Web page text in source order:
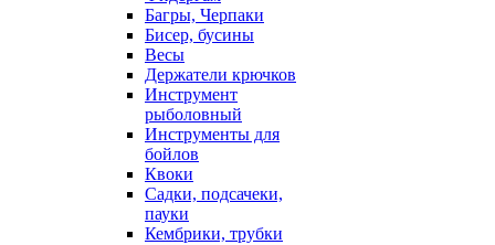
Багры, Черпаки
Бисер, бусины
Весы
Держатели крючков
Инструмент
рыболовный
Инструменты для
бойлов
Квоки
Садки, подсачеки,
пауки
Кембрики, трубки